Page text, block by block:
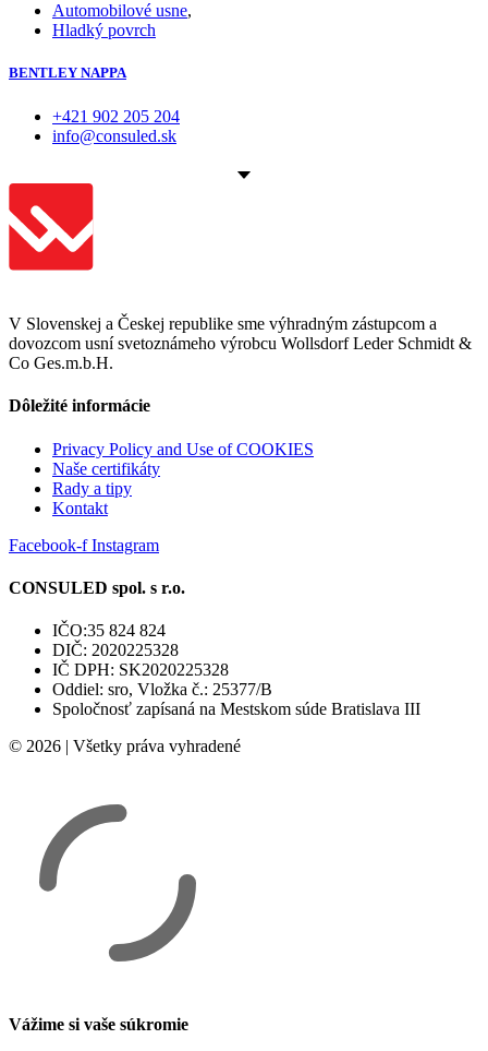
Automobilové usne,
Hladký povrch
BENTLEY NAPPA
+421 902 205 204
info@consuled.sk
V Slovenskej a Českej republike sme výhradným zástupcom a
dovozcom usní svetoznámeho výrobcu Wollsdorf Leder Schmidt &
Co Ges.m.b.H.
Dôležité informácie
Privacy Policy and Use of COOKIES
Naše certifikáty
Rady a tipy
Kontakt
Facebook-f Instagram
CONSULED spol. s r.o.
IČO:35 824 824
DIČ: 2020225328
IČ DPH: SK2020225328
Oddiel: sro, Vložka č.: 25377/B
Spoločnosť zapísaná na Mestskom súde Bratislava III
© 2026 | Všetky práva vyhradené
Vážime si vaše súkromie